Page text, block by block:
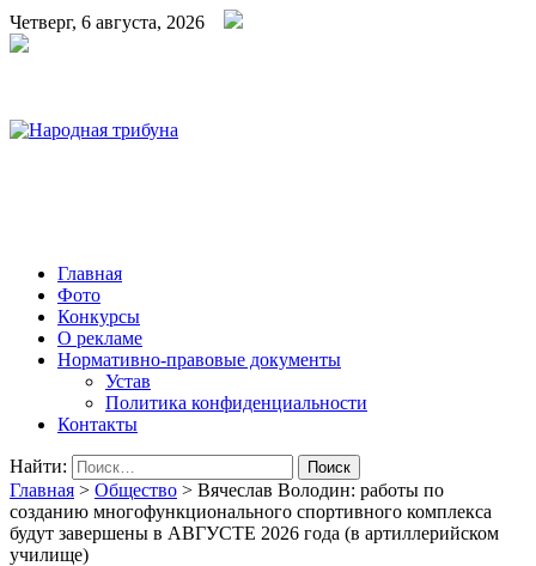
Четверг, 6 августа, 2026
Главная
Фото
Конкурсы
О рекламе
Нормативно-правовые документы
Устав
Политика конфиденциальности
Контакты
Найти:
Главная > Общество > Вячеслав Володин: работы по
созданию многофункционального спортивного комплекса
будут завершены в АВГУСТЕ 2026 года (в артиллерийском
училище)